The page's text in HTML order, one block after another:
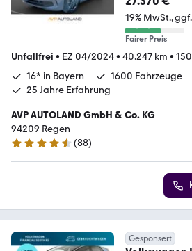
19% MwSt.
Fairer Preis
Unfallfrei • EZ 04/2024• 40.247 km •
16* in Bayern
1600 Fahrzeuge
25 Jahre Erfahrung
AVP AUTOLAND GmbH & Co. KG
94209 Regen
4.3 Sterne
(88)
Gesponsert